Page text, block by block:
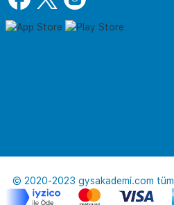
© 2020-2023 gysakademi.com tüm